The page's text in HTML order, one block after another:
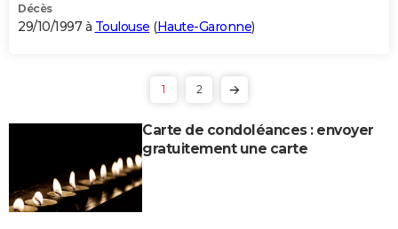
Décès
29/10/1997 à Toulouse (Haute-Garonne)
1 2
Carte de condoléances : envoyer
gratuitement une carte